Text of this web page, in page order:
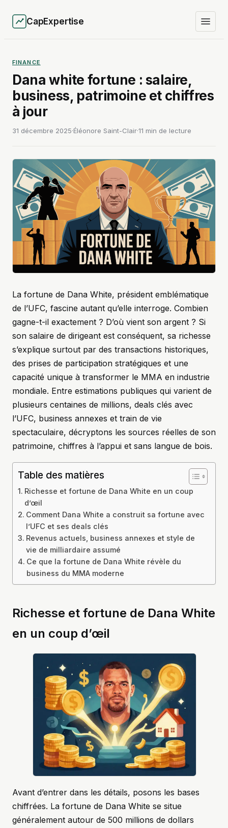
CapExpertise
FINANCE
Dana white fortune : salaire,
business, patrimoine et chiffres
à jour
31 décembre 2025·Éléonore Saint-Clair·11 min de lecture
La fortune de Dana White, président emblématique
de l’UFC, fascine autant qu’elle interroge. Combien
gagne-t-il exactement ? D’où vient son argent ? Si
son salaire de dirigeant est conséquent, sa richesse
s’explique surtout par des transactions historiques,
des prises de participation stratégiques et une
capacité unique à transformer le MMA en industrie
mondiale. Entre estimations publiques qui varient de
plusieurs centaines de millions, deals clés avec
l’UFC, business annexes et train de vie
spectaculaire, décryptons les sources réelles de son
patrimoine, chiffres à l’appui et sans langue de bois.
Table des matières
Richesse et fortune de Dana White en un coup
d’œil
Comment Dana White a construit sa fortune avec
l’UFC et ses deals clés
Revenus actuels, business annexes et style de
vie de milliardaire assumé
Ce que la fortune de Dana White révèle du
business du MMA moderne
Richesse et fortune de Dana White
en un coup d’œil
Avant d’entrer dans les détails, posons les bases
chiffrées. La fortune de Dana White se situe
généralement autour de 500 millions de dollars